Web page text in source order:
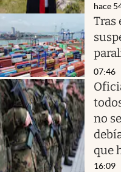
hace
Tras
07:46
no
que
16:09